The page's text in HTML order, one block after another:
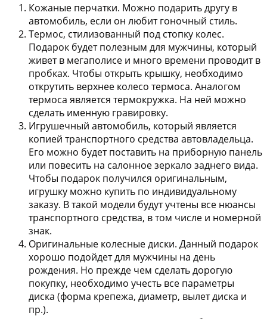
Кожаные перчатки. Можно подарить другу в
автомобиль, если он любит гоночный стиль.
Термос, стилизованный под стопку колес.
Подарок будет полезным для мужчины, который
живет в мегаполисе и много времени проводит в
пробках. Чтобы открыть крышку, необходимо
открутить верхнее колесо термоса. Аналогом
термоса является термокружка. На ней можно
сделать именную гравировку.
Игрушечный автомобиль, который является
копией транспортного средства автовладельца.
Его можно будет поставить на приборную панель
или повесить на салонное зеркало заднего вида.
Чтобы подарок получился оригинальным,
игрушку можно купить по индивидуальному
заказу. В такой модели будут учтены все нюансы
транспортного средства, в том числе и номерной
знак.
Оригинальные колесные диски. Данный подарок
хорошо подойдет для мужчины на день
рождения. Но прежде чем сделать дорогую
покупку, необходимо учесть все параметры
диска (форма крепежа, диаметр, вылет диска и
пр.).